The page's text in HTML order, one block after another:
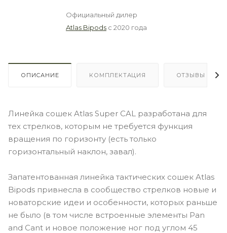
Официальный дилер
Atlas Bipods с 2020 года
ОПИСАНИЕ КОМПЛЕКТАЦИЯ ОТЗЫВЫ
Линейка сошек Atlas Super CAL разработана для
тех стрелков, которым не требуется функция
вращения по горизонту (есть только
горизонтальный наклон, завал).
Запатентованная линейка тактических сошек Atlas
Bipods привнесла в сообщество стрелков новые и
новаторские идеи и особенности, которых раньше
не было (в том числе встроенные элементы Pan
and Cant и новое положение ног под углом 45